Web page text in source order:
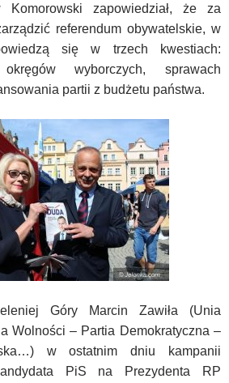
Komorowski zapowiedział, że za
referendum obywatelskie, w
się w trzech kwestiach:
okręgów wyborczych, sprawach
partii z budżetu państwa.
Góry Marcin Zawiła (Unia
Wolności – Partia Demokratyczna –
w ostatnim dniu kampanii
PiS na Prezydenta RP